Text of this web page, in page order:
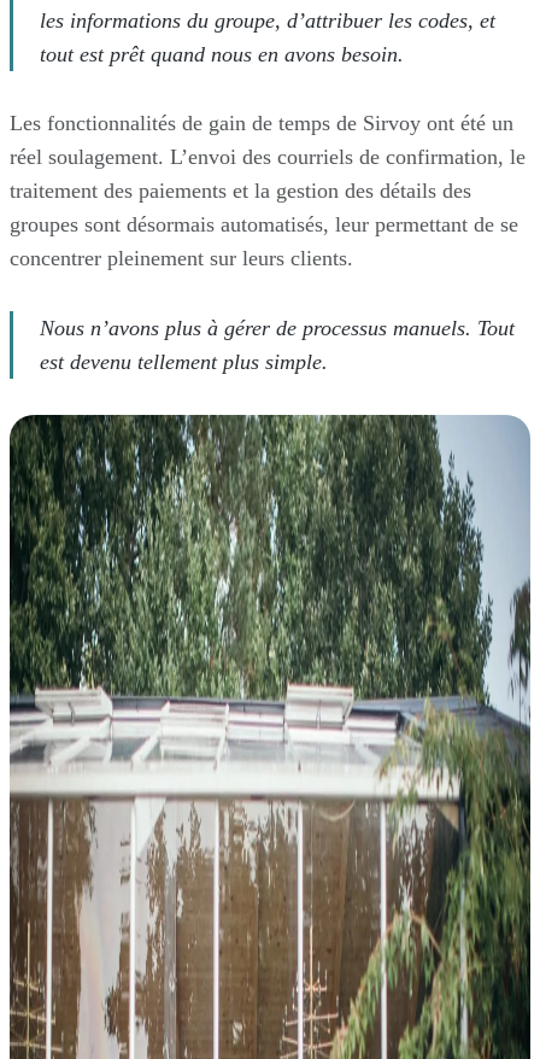
les informations du groupe, d’attribuer les codes, et
tout est prêt quand nous en avons besoin.
Les fonctionnalités de gain de temps de Sirvoy ont été un
réel soulagement. L’envoi des courriels de confirmation, le
traitement des paiements et la gestion des détails des
groupes sont désormais automatisés, leur permettant de se
concentrer pleinement sur leurs clients.
Nous n’avons plus à gérer de processus manuels. Tout
est devenu tellement plus simple.